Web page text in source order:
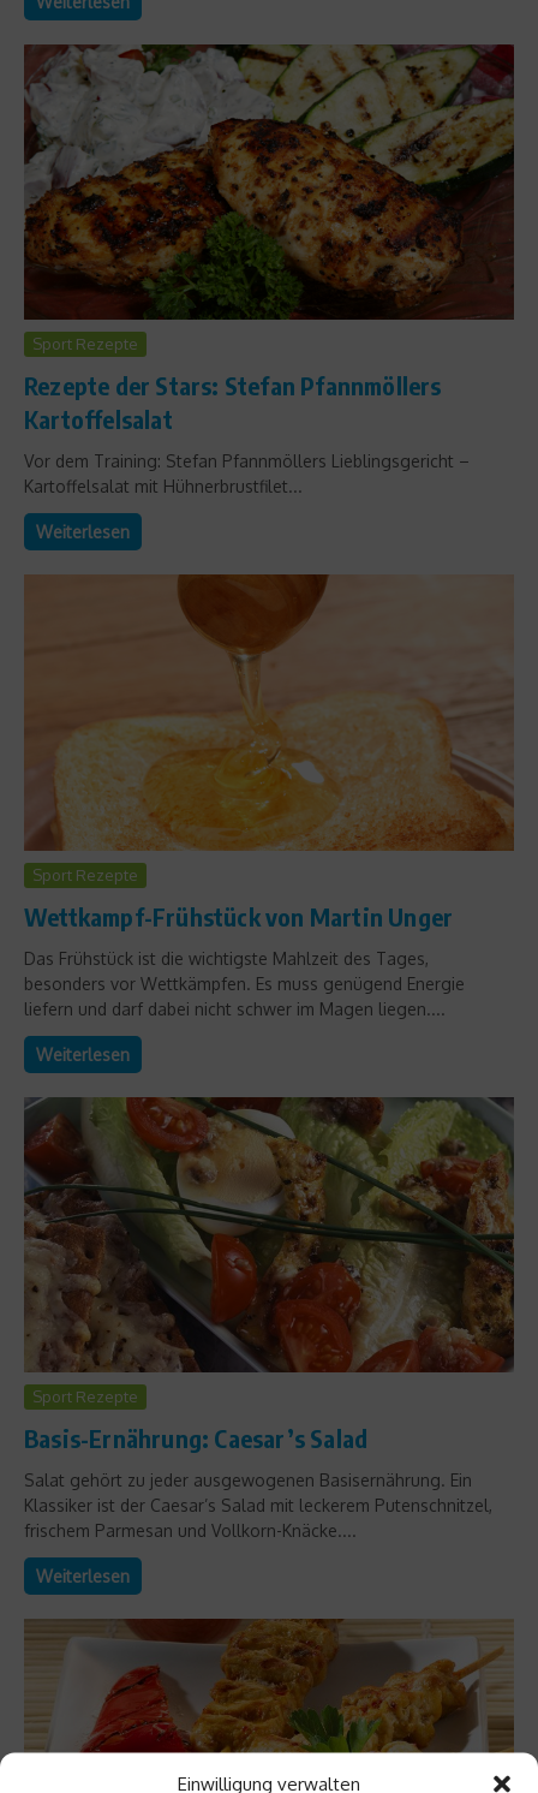
Einwilligung verwalten
Sport Rezepte
Rezepte der Stars: Stefan Pfannmöllers
Kartoffelsalat
Vor dem Training: Stefan Pfannmöllers Lieblingsgericht –
Kartoffelsalat mit Hühnerbrustfilet...
Weiterlesen
Sport Rezepte
Wettkampf-Frühstück von Martin Unger
Das Frühstück ist die wichtigste Mahlzeit des Tages,
besonders vor Wettkämpfen. Es muss genügend Energie
liefern und darf dabei nicht schwer im Magen liegen....
Weiterlesen
Sport Rezepte
Basis-Ernährung: Caesar’s Salad
Salat gehört zu jeder ausgewogenen Basisernährung. Ein
Klassiker ist der Caesar’s Salad mit leckerem Putenschnitzel,
frischem Parmesan und Vollkorn-Knäcke....
Weiterlesen